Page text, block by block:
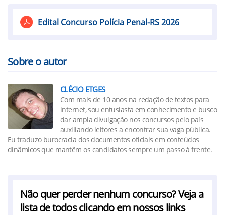
Edital Concurso Polícia Penal-RS 2026
Sobre o autor
CLÉCIO ETGES
Com mais de 10 anos na redação de textos para
internet, sou entusiasta em conhecimento e busco
dar ampla divulgação nos concursos pelo país
auxiliando leitores a encontrar sua vaga pública.
Eu traduzo burocracia dos documentos oficiais em conteúdos
dinâmicos que mantêm os candidatos sempre um passo à frente.
Não quer perder nenhum concurso? Veja a
lista de todos clicando em nossos links